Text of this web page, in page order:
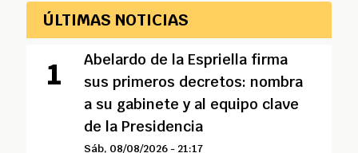
ÚLTIMAS NOTICIAS
Abelardo de la Espriella firma
sus primeros decretos: nombra
a su gabinete y al equipo clave
de la Presidencia
Sáb, 08/08/2026 - 21:17